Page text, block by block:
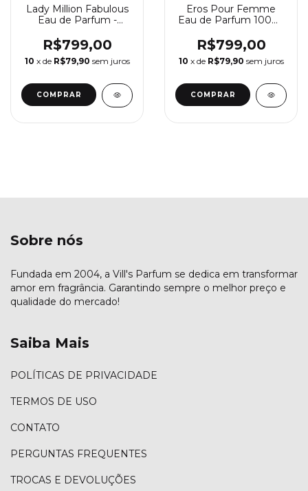
Lady Million Fabulous
Eau de Parfum -
Paco Rabanne
R$799,00
10 x de R$79,90 sem juros
COMPRAR
Eros Pour Femme
Eau de Parfum 100ml
Versace
R$799,00
10 x de R$79,90 sem juros
COMPRAR
Sobre nós
Fundada em 2004, a Vill's Parfum se dedica em transformar
amor em fragrância. Garantindo sempre o melhor preço e
qualidade do mercado!
Saiba Mais
POLÍTICAS DE PRIVACIDADE
TERMOS DE USO
CONTATO
PERGUNTAS FREQUENTES
TROCAS E DEVOLUÇÕES